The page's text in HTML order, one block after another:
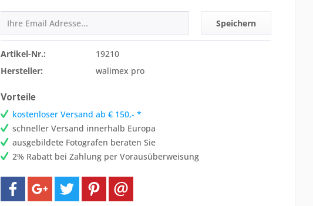
Speichern
Artikel-Nr.:
19210
Hersteller:
walimex pro
Vorteile
kostenloser Versand ab € 150,- *
schneller Versand innerhalb Europa
ausgebildete Fotografen beraten Sie
2% Rabatt bei Zahlung per Vorausüberweisung